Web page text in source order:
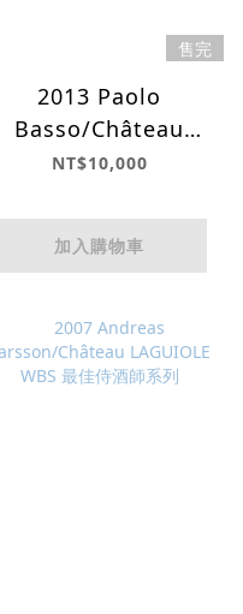
售完
2013 Paolo
Basso/Château
LAGUIOLE WBS 最佳
NT$10,000
加入購物車